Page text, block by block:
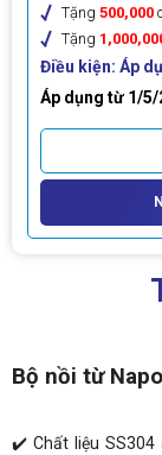
Tặng 500,000
Tặng
Điều kiện: Áp
Áp dụng từ 1/5/
Bộ nồi từ
✔️ Chất liệu SS304